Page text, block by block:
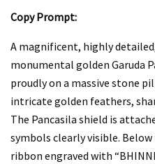
Copy Prompt:
A magnificent, highly
monumental golden Garuda
proudly on a massive stone
intricate golden feathers,
The Pancasila shield is
symbols clearly visible.
ribbon engraved with